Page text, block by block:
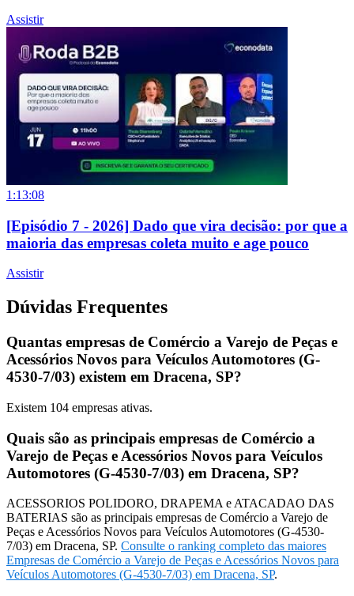
Assistir
1:13:08
[Episódio 7 - 2026] Dado que vira decisão: por que a
maioria das empresas coleta muito e age pouco
Assistir
Dúvidas Frequentes
Quantas empresas de Comércio a Varejo de Peças e
Acessórios Novos para Veículos Automotores (G-
4530-7/03) existem em Dracena, SP?
Existem 104 empresas ativas.
Quais são as principais empresas de Comércio a
Varejo de Peças e Acessórios Novos para Veículos
Automotores (G-4530-7/03) em Dracena, SP?
ACESSORIOS POLIDORO, DRAPEMA e ATACADAO DAS
BATERIAS são as principais empresas de Comércio a Varejo de
Peças e Acessórios Novos para Veículos Automotores (G-4530-
7/03) em Dracena, SP. Consulte o ranking completo das maiores
Empresas de Comércio a Varejo de Peças e Acessórios Novos para
Veículos Automotores (G-4530-7/03) em Dracena, SP.